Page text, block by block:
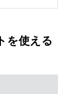
を使える